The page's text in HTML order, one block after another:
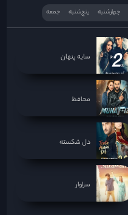
چهارشنبه پنج‌شنبه جمعه
سایه پنهان
محافظ
دل شکسته
سزاوار